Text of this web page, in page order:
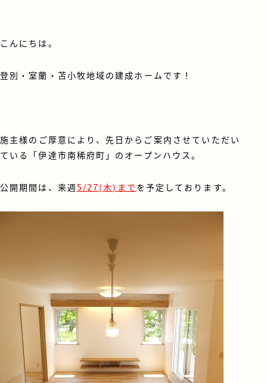
こんにちは。
登別・室蘭・苫小牧地域の建成ホームです！
施主様のご厚意により、先日からご案内させていただい
ている「伊達市南稀府町」のオープンハウス。
公開期間は、来週5/27(木)まで を予定しております。